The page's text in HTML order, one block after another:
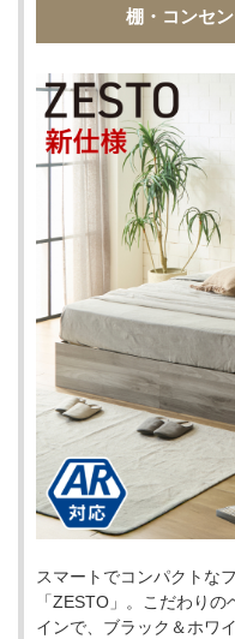
棚・コンセ
スマートでコンパクトな
「ZESTO」。こだわり
インで、ブラック＆ホワ